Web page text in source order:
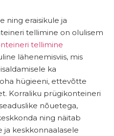
ning eraisikule ja
tellimine on olulisem
tellimine
lähenemisviis, mis
ka
hügieeni, ettevõtte
Korraliku prügikonteineri
nõuetega,
ning näitab
ja keskkonnaalasele